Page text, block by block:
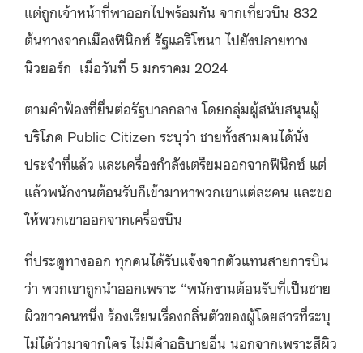
แต่ถูกเจ้าหน้าที่พาออกไปพร้อมกัน จากเที่ยวบิน 832
ต้นทางจากเมืองฟีนิกซ์ รัฐแอริโซนา ไปยังปลายทาง
นิวยอร์ก เมื่อวันที่ 5 มกราคม 2024
ตามคำฟ้องที่ยื่นต่อรัฐบาลกลาง โดยกลุ่มผู้สนับสนุนผู้
บริโภค Public Citizen ระบุว่า ชายทั้งสามคนได้นั่ง
ประจำที่แล้ว และเครื่องกำลังเตรียมออกจากฟีนิกซ์ แต่
แล้วพนักงานต้อนรับก็เข้ามาหาพวกเขาแต่ละคน และขอ
ให้พวกเขาออกจากเครื่องบิน
ที่ประตูทางออก ทุกคนได้รับแจ้งจากตัวแทนสายการบิน
ว่า พวกเขาถูกนำออกเพราะ “พนักงานต้อนรับที่เป็นชาย
ผิวขาวคนหนึ่ง ร้องเรียนเรื่องกลิ่นตัวของผู้โดยสารที่ระบุ
ไม่ได้ว่ามาจากใคร ไม่มีคำอธิบายอื่น นอกจากเพราะสีผิว